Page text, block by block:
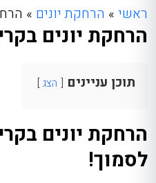
ראשי » הרחקת יונים »
הרחקת יונים
תוכן עניינים הצג
הרחקת יונים
לסמוך!